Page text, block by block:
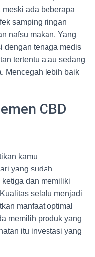
ada beberapa
samping ringan
nafsu makan. Yang
dengan tenaga medis
tertentu atau sedang
Mencegah lebih baik
CBD
kamu
yang sudah
dan memiliki
selalu menjadi
manfaat optimal
memilih produk yang
itu investasi yang